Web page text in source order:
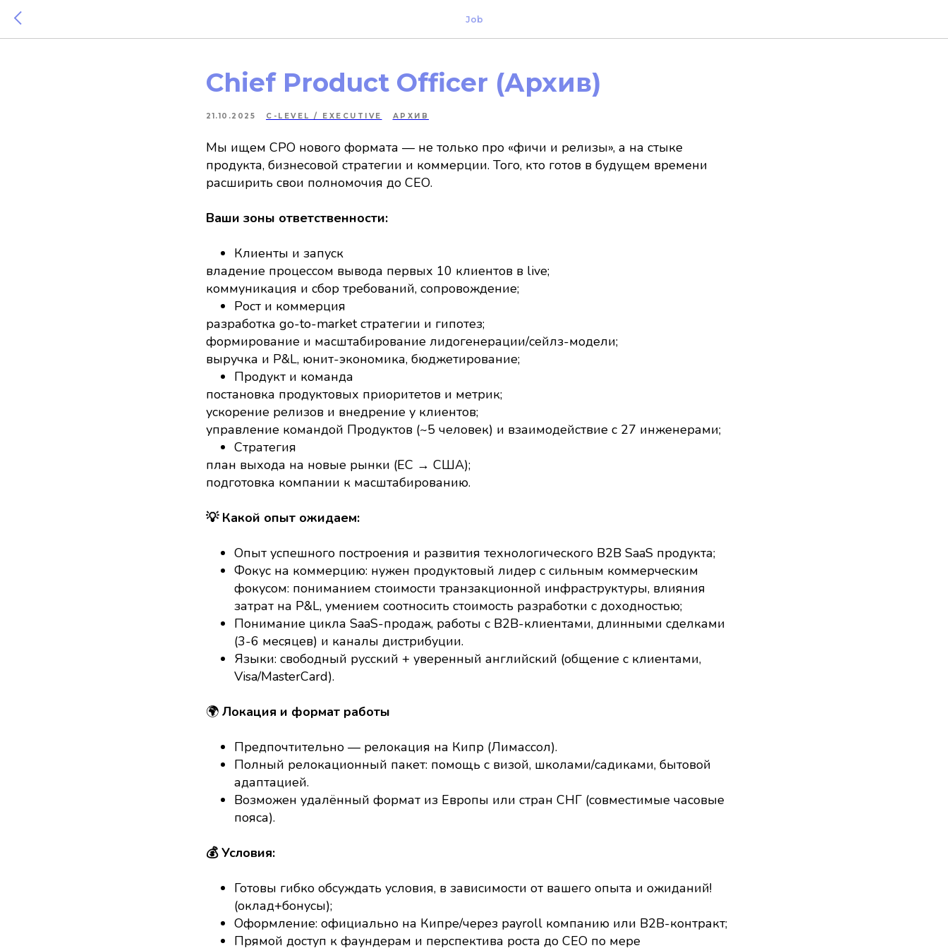
Job
Chief Product Officer (Архив)
21.10.2025 C-LEVEL / EXECUTIVE АРХИВ
Мы ищем СРО нового формата — не только про «фичи и релизы», а на стыке
продукта, бизнесовой стратегии и коммерции. Того, кто готов в будущем времени
расширить свои полномочия до СЕО.
Ваши зоны ответственности:
Клиенты и запуск
владение процессом вывода первых 10 клиентов в live;
коммуникация и сбор требований, сопровождение;
Рост и коммерция
разработка go-to-market стратегии и гипотез;
формирование и масштабирование лидогенерации/сейлз-модели;
выручка и P&L, юнит-экономика, бюджетирование;
Продукт и команда
постановка продуктовых приоритетов и метрик;
ускорение релизов и внедрение у клиентов;
управление командой Продуктов (~5 человек) и взаимодействие с 27 инженерами;
Стратегия
план выхода на новые рынки (ЕС → США);
подготовка компании к масштабированию.
💡 Какой опыт ожидаем:
Опыт успешного построения и развития технологического B2B SaaS продукта;
Фокус на коммерцию: нужен продуктовый лидер с сильным коммерческим
фокусом: пониманием стоимости транзакционной инфраструктуры, влияния
затрат на P&L, умением соотносить стоимость разработки с доходностью;
Понимание цикла SaaS-продаж, работы с B2B-клиентами, длинными сделками
(3-6 месяцев) и каналы дистрибуции.
Языки: свободный русский + уверенный английский (общение с клиентами,
Visa/MasterCard).
🌍 Локация и формат работы
Предпочтительно — релокация на Кипр (Лимассол).
Полный релокационный пакет: помощь с визой, школами/садиками, бытовой
адаптацией.
Возможен удалённый формат из Европы или стран СНГ (совместимые часовые
пояса).
💰 Условия:
Готовы гибко обсуждать условия, в зависимости от вашего опыта и ожиданий!
(оклад+бонусы);
Оформление: официально на Кипре/через payroll компанию или B2B-контракт;
Прямой доступ к фаундерам и перспектива роста до CEO по мере